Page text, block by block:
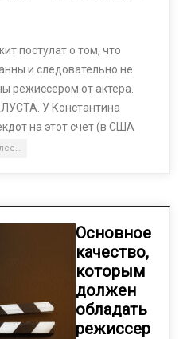
постулат о том, что
и следовательно не
режиссером от актера.
У Константина
на этот счет (в США
Основное
качество,
которым
должен
обладать
режиссер